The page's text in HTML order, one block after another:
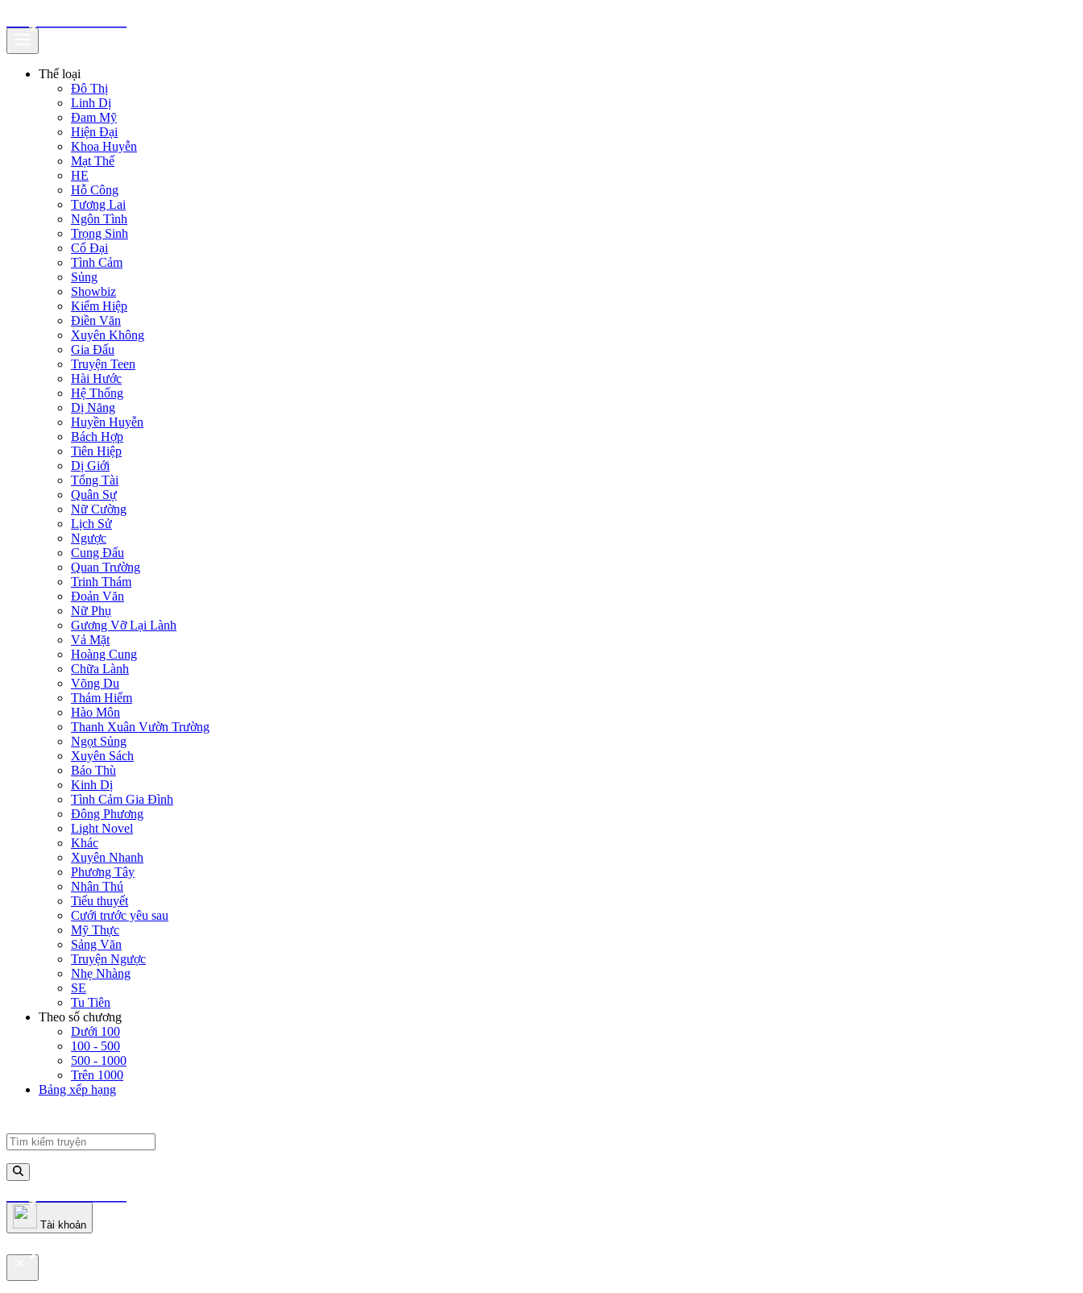
Thể loại
Đô Thị
Linh Dị
Đam Mỹ
Hiện Đại
Khoa Huyễn
Mạt Thế
HE
Hỗ Công
Tương Lai
Ngôn Tình
Trọng Sinh
Cổ Đại
Tình Cảm
Sủng
Showbiz
Kiếm Hiệp
Điền Văn
Xuyên Không
Gia Đấu
Truyện Teen
Hài Hước
Hệ Thống
Dị Năng
Huyền Huyễn
Bách Hợp
Tiên Hiệp
Dị Giới
Tổng Tài
Quân Sự
Nữ Cường
Lịch Sử
Ngược
Cung Đấu
Quan Trường
Trinh Thám
Đoản Văn
Nữ Phụ
Gương Vỡ Lại Lành
Vả Mặt
Hoàng Cung
Chữa Lành
Võng Du
Thám Hiểm
Hào Môn
Thanh Xuân Vườn Trường
Ngọt Sủng
Xuyên Sách
Báo Thù
Kinh Dị
Tình Cảm Gia Đình
Đông Phương
Light Novel
Khác
Xuyên Nhanh
Phương Tây
Nhân Thú
Tiểu thuyết
Cưới trước yêu sau
Mỹ Thực
Sảng Văn
Truyện Ngược
Nhẹ Nhàng
SE
Tu Tiên
Theo số chương
Dưới 100
100 - 500
500 - 1000
Trên 1000
Bảng xếp hạng
truyenfullz.com
Tài khoản
truyenfullz.com